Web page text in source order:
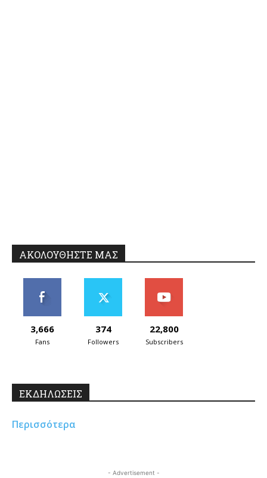
ΑΚΟΛΟΥΘΗΣΤΕ ΜΑΣ
3,666
Fans
374
Followers
22,800
Subscribers
ΕΚΔΗΛΩΣΕΙΣ
Περισσότερα
- Advertisement -